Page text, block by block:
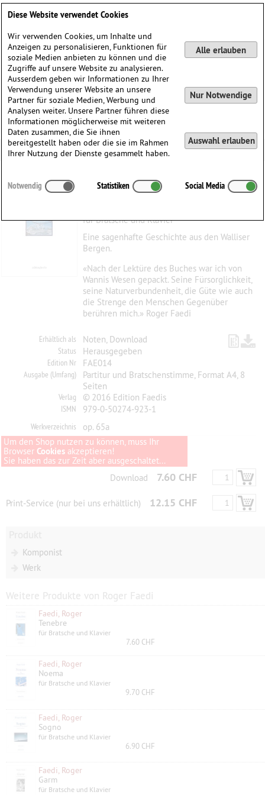
Wanni und die Coelestine
für Bratsche und Klavier
Eine sagenhafte Geschichte aus den Walliser
Bergen.
«Nach der Lektüre des Buches war ich von
Wannis Wesen gepackt. Seine Fürsorglichkeit,
seine Naturverbundenheit, die Güte wie auch
die Strenge den Menschen Gegenüber
berühren mich.» Roger Faedi
Erhältlich als Noten, Download
Status Herausgegeben
Edition Nr FAE014
Ausgabe (Umfang)
Partitur und Bratschenstimme, Format A4, 8
Seiten
Verlag © 2016 Edition Faedis
ISMN 979-0-50274-923-1
Werkverzeichnis
op. 65a
Um den Shop nutzen zu können, muss Ihr
Browser Cookies akzeptieren!
Sie haben das zur Zeit aber ausgeschaltet...
Download
7.60 CHF
Print-Service (nur bei uns erhältlich) 12.15 CHF
Komponist
Werk
Weitere Produkte von Roger Faedi
Faedi, Roger
Tenebre
für Bratsche und Klavier
7.60 CHF
Faedi, Roger
Noema
für Bratsche und Klavier
9.70 CHF
Faedi, Roger
Sogno
für Bratsche und Klavier
6.90 CHF
Faedi, Roger
Garm
für Bratsche und Klavier
Diese Website verwendet Cookies
Wir verwenden Cookies, um Inhalte und
Anzeigen zu personalisieren, Funktionen für
soziale Medien anbieten zu können und die
Zugriffe auf unsere Website zu analysieren.
Ausserdem geben wir Informationen zu Ihrer
Verwendung unserer Website an unsere
Partner für soziale Medien, Werbung und
Analysen weiter. Unsere Partner führen diese
Informationen möglicherweise mit weiteren
Daten zusammen, die Sie ihnen
bereitgestellt haben oder die sie im Rahmen
Ihrer Nutzung der Dienste gesammelt haben.
Alle erlauben
Nur Notwendige
Auswahl erlauben
Notwendig Statistiken Social Media